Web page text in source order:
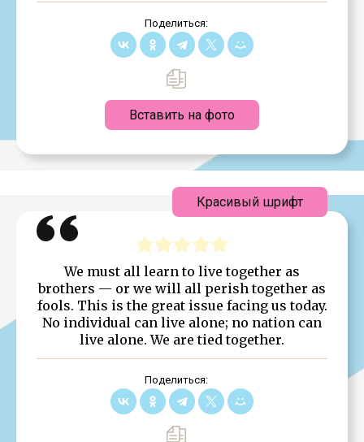
Поделиться:
Вставить на фото
We must all learn to live together as
brothers — or we will all perish together as
fools. This is the great issue facing us today.
No individual can live alone; no nation can
live alone. We are tied together.
Поделиться:
Красивый шрифт